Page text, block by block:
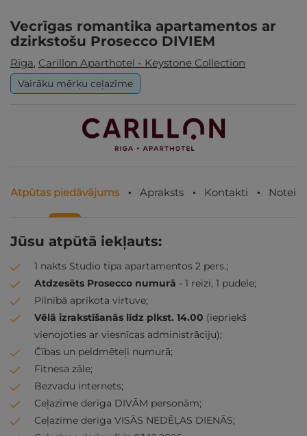
Vecrīgas romantika apartamentos ar
dzirkstošu Prosecco DIVIEM
Rīga, Carillon Aparthotel - Keystone Collection
Vairāku mērķu ceļazīme
Atpūtas piedāvājums Apraksts Kontakti
Jūsu atpūtā iekļauts:
1 nakts Studio tipa apartamentos 2 pers.;
Atdzesēts Prosecco numurā - 1 reizi, 1 pudele;
Pilnībā aprīkota virtuve;
Vēlā izrakstīšanās līdz plkst. 14.00 (iepriekš
vienojoties ar viesnīcas administrāciju);
Čības un peldmēteļi numurā;
Fitnesa zāle;
Bezvadu internets;
Ceļazīme derīga DIVĀM personām;
Ceļazīme derīga VISĀS NEDĒĻAS DIENĀS;